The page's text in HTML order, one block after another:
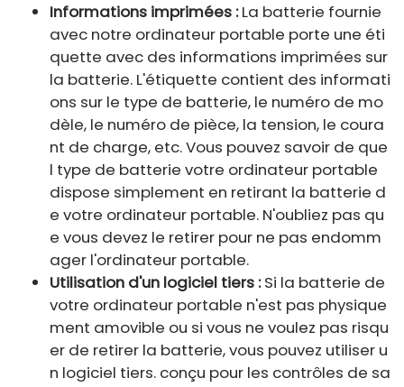
Informations imprimées :La batterie fournie
avec notre ordinateur portable porte une éti
quette avec des informations imprimées sur
la batterie. L'étiquette contient des informati
ons sur le type de batterie, le numéro de mo
dèle, le numéro de pièce, la tension, le coura
nt de charge, etc. Vous pouvez savoir de que
l type de batterie votre ordinateur portable
dispose simplement en retirant la batterie d
e votre ordinateur portable. N'oubliez pas qu
e vous devez le retirer pour ne pas endomm
ager l'ordinateur portable.
Utilisation d'un logiciel tiers :Si la batterie de
votre ordinateur portable n'est pas physique
ment amovible ou si vous ne voulez pas risqu
er de retirer la batterie, vous pouvez utiliser u
n logiciel tiers. conçu pour les contrôles de sa